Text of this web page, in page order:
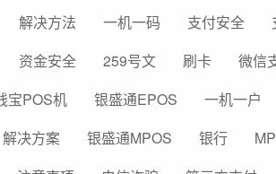
解决方法 一机一码 支付安全
资金安全 259号文 刷卡 微信
宝POS机 银盛通EPOS 一机一户
解决方案 银盛通MPOS 银行